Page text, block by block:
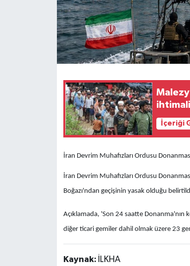
İçeriği
İran Devrim Muhafızları Ordusu
İran Devrim Muhafızları Ordusu
Boğazı'ndan geçişinin yasak olduğu
Açıklamada, 'Son 24 saatte
diğer ticari gemiler dahil olmak üzere 23
Kaynak: İLKHA